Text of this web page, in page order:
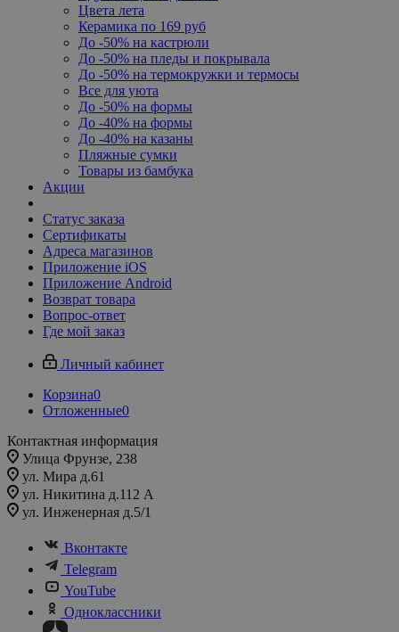
Цвета лета
Керамика по 169 руб
До -50% на кастрюли
До -50% на пледы и покрывала
До -50% на термокружки и термосы
Все для уюта
До -50% на формы
До -40% на формы
До -40% на казаны
Пляжные сумки
Товары из бамбука
Акции
Статус заказа
Сертификаты
Адреса магазинов
Приложение iOS
Приложение Android
Возврат товара
Вопрос-ответ
Где мой заказ
Личный кабинет
Корзина0
Отложенные0
Контактная информация
Улица Фрунзе, 238​
ул. Мира д.61
ул. Никитина д.112 А
ул. Инженерная д.5/1
Вконтакте
Telegram
YouTube
Одноклассники